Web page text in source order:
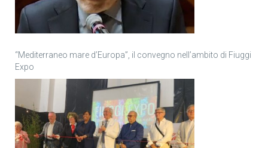
“Mediterraneo mare d’Europa”, il convegno nell’ambito di Fiuggi
Expo